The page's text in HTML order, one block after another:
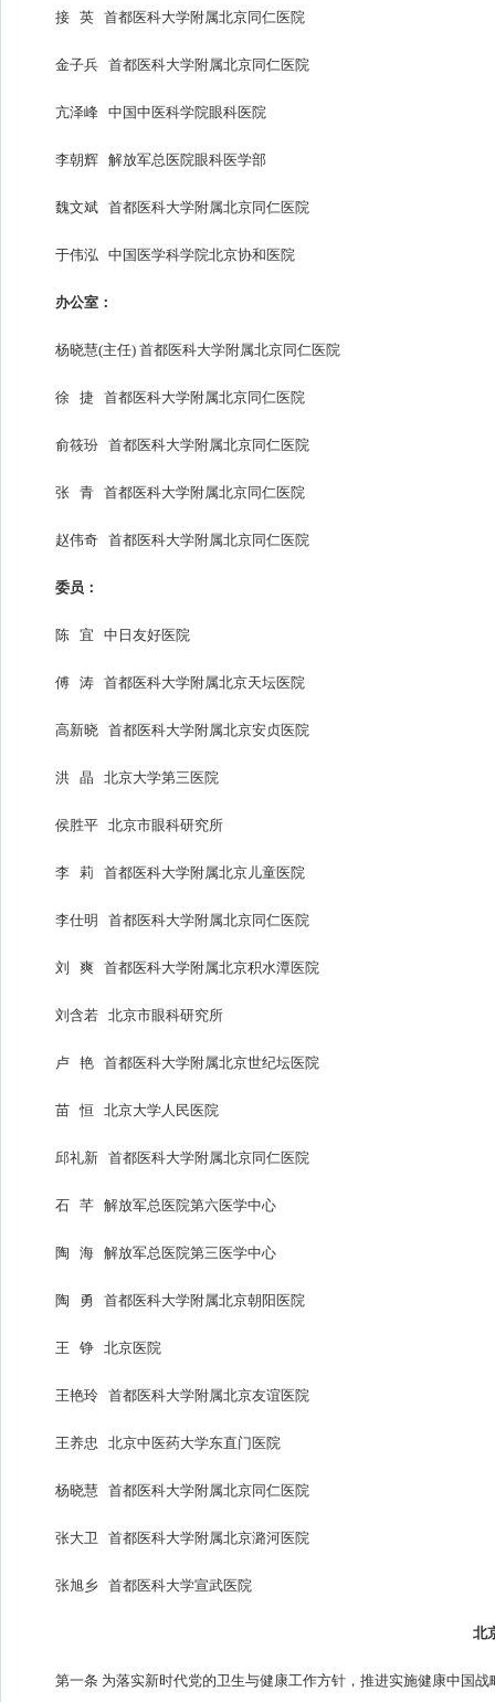
接 英 首都医科大学附属北京同仁医院
金子兵 首都医科大学附属北京同仁医院
亢泽峰 中国中医科学院眼科医院
李朝辉 解放军总医院眼科医学部
魏文斌 首都医科大学附属北京同仁医院
于伟泓 中国医学科学院北京协和医院
办公室：
杨晓慧(主任) 首都医科大学附属北京同仁医院
徐 捷 首都医科大学附属北京同仁医院
俞筱玢 首都医科大学附属北京同仁医院
张 青 首都医科大学附属北京同仁医院
赵伟奇 首都医科大学附属北京同仁医院
委员：
陈 宜 中日友好医院
傅 涛 首都医科大学附属北京天坛医院
高新晓 首都医科大学附属北京安贞医院
洪 晶 北京大学第三医院
侯胜平 北京市眼科研究所
李 莉 首都医科大学附属北京儿童医院
李仕明 首都医科大学附属北京同仁医院
刘 爽 首都医科大学附属北京积水潭医院
刘含若 北京市眼科研究所
卢 艳 首都医科大学附属北京世纪坛医院
苗 恒 北京大学人民医院
邱礼新 首都医科大学附属北京同仁医院
石 芊 解放军总医院第六医学中心
陶 海 解放军总医院第三医学中心
陶 勇 首都医科大学附属北京朝阳医院
王 铮 北京医院
王艳玲 首都医科大学附属北京友谊医院
王养忠 北京中医药大学东直门医院
杨晓慧 首都医科大学附属北京同仁医院
张大卫 首都医科大学附属北京潞河医院
张旭乡 首都医科大学宣武医院
北
第一条 为落实新时代党的卫生与健康工作方针，推进实施健康中国